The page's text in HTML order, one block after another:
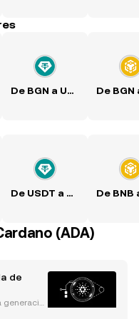
De BGN a USDT
De USDT a BGN
(ADA)
de
generació